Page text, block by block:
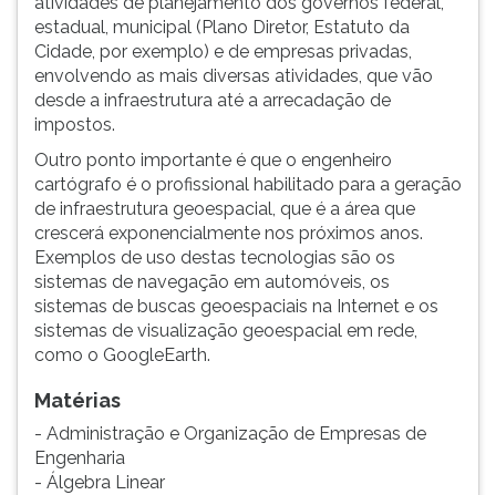
ouvir
essa
instrução
novamente.
estadual, municipal (Plano Diretor, Estatuto da
Cidade, por exemplo) e de empresas privadas,
envolvendo as mais diversas atividades, que vão
desde a infraestrutura até a arrecadação de
impostos.
Outro ponto importante é que o engenheiro
cartógrafo é o profissional habilitado para a geração
de infraestrutura geoespacial, que é a área que
crescerá exponencialmente nos próximos anos.
Exemplos de uso destas tecnologias são os
sistemas de navegação em automóveis, os
sistemas de buscas geo­es­pa­ciais na Internet e os
sistemas de vi­sua­li­zação geoespacial em rede,
como o GoogleEarth.
Matérias
- Administração e Organização de Empresas de
Engenharia
- Álgebra Linear